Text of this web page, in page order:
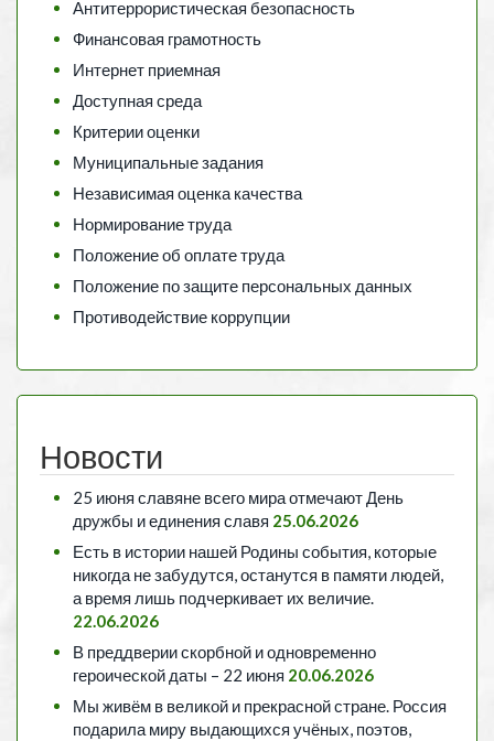
Антитеррористическая безопасность
Финансовая грамотность
Интернет приемная
Доступная среда
Критерии оценки
Муниципальные задания
Независимая оценка качества
Нормирование труда
Положение об оплате труда
Положение по защите персональных данных
Противодействие коррупции
Новости
25 июня славяне всего мира отмечают День
дружбы и единения славя 25.06.2026
Есть в истории нашей Родины события, которые
никогда не забудутся, останутся в памяти людей,
а время лишь подчеркивает их величие.
22.06.2026
В преддверии скорбной и одновременно
героической даты – 22 июня 20.06.2026
Мы живём в великой и прекрасной стране. Россия
подарила миру выдающихся учёных, поэтов,